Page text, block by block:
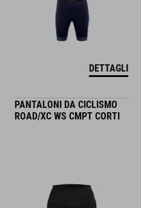
DETTAGLI
PANTALONI DA CICLISMO
ROAD/XC WS CMPT CORTI